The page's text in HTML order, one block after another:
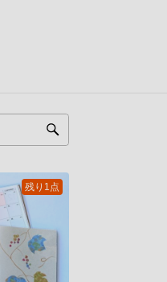
残り1点